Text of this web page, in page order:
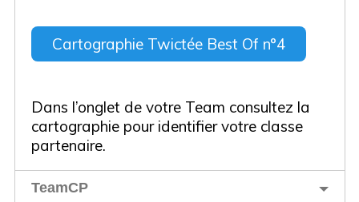
Cartographie Twictée Best Of n°4
Dans l’onglet de votre Team consultez la
cartographie pour identifier votre classe
partenaire.
TeamCP